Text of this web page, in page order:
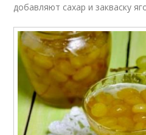
добавляют сахар и закваску